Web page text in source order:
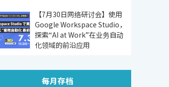
【7月30日网络研讨会】使用
Google Workspace Studio，
探索“AI at Work”在业务自动
化领域的前沿应用
每月存档